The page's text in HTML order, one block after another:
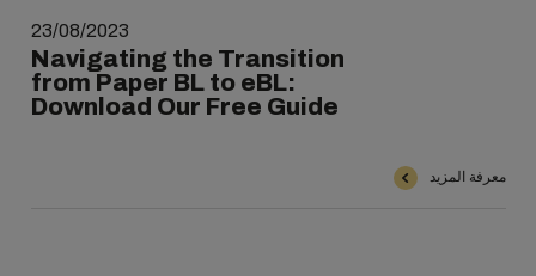
23/08/2023
Navigating the Transition
from Paper BL to eBL:
Download Our Free Guide
معرفة المزيد